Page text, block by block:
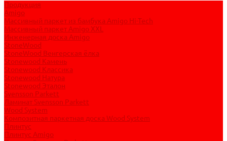
Продукция
Amigo
Массивный паркет из бамбука Amigo Hi-Tech
Массивный паркет Amigo XXL
Инженерная доска Amigo
StoneWood
StoneWood Венгерская ёлка
Stonewood Камень
Stonewood Классика
Stonewood Натура
Stonewood Эталон
Svensson Parkett
Ламинат Svensson Parkett
Wood System
Композитная паркетная доска Wood System
Плинтус
Плинтус Amigo